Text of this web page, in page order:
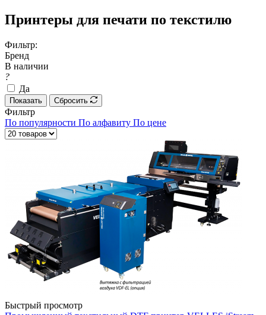
Принтеры для печати по текстилю
Фильтр:
Бренд
В наличии
?
Да
Показать Сбросить
Фильтр
По популярности По алфавиту По цене
Быстрый просмотр